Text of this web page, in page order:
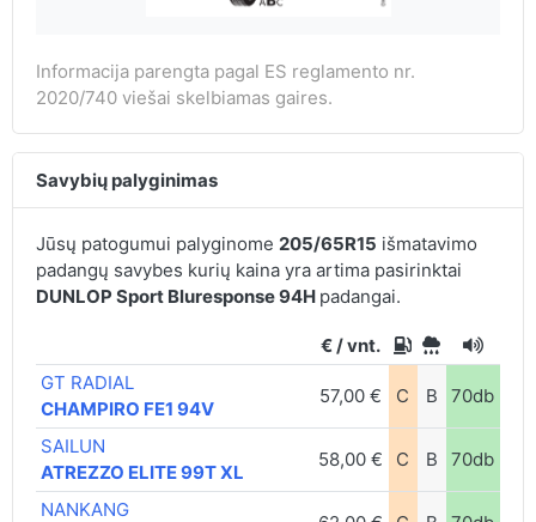
Informacija parengta pagal ES reglamento nr.
2020/740 viešai skelbiamas gaires.
Savybių palyginimas
Jūsų patogumui palyginome 205/65R15 išmatavimo
padangų savybes kurių kaina yra artima pasirinktai
DUNLOP Sport Bluresponse 94H padangai.
€ / vnt.
GT RADIAL
CHAMPIRO FE1 94V
57,00 € C B 70db
SAILUN
ATREZZO ELITE 99T XL
58,00 € C B 70db
NANKANG